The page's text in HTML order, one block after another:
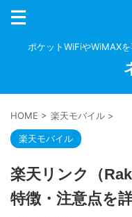
ポケットWiFiやWiMAX
HOME > 楽天モバイル >
楽天モバイル
楽天リンク（
特徴・注意点を